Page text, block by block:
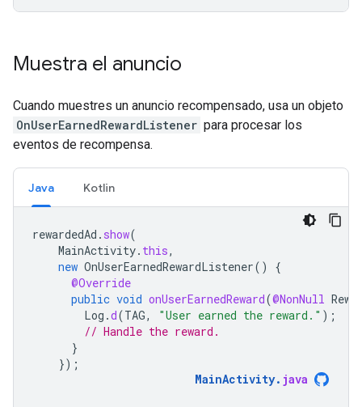
Muestra el anuncio
Cuando muestres un anuncio recompensado, usa un objeto
OnUserEarnedRewardListener para procesar los
eventos de recompensa.
Java Kotlin
rewardedAd . show(
MainActivity. this,
new OnUserEarnedRewardListener()
{
@Override
public void onUserEarnedReward(@NonNull
Log .d(TAG, "User earned the reward." );
// Handle the reward.
}
});
MainActivity. java